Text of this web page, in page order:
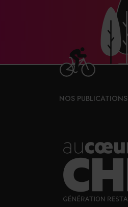
NOS PUBLICATIONS